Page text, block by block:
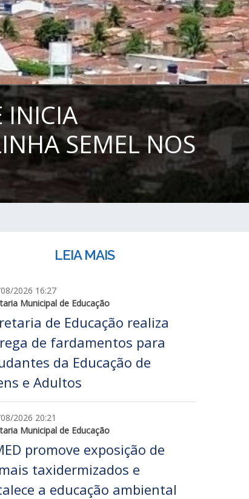
INICIA
SEMEL NOS
LEIA MAIS
2026 16:27
Municipal de Educação
de Educação realiza
de fardamentos para
da Educação de
e Adultos
2026 20:21
Municipal de Educação
promove exposição de
taxidermizados e
a educação ambiental